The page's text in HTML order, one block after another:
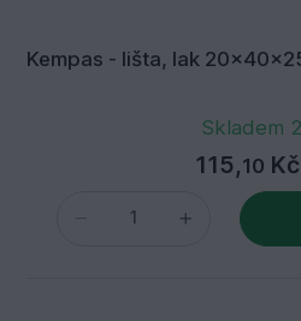
Kempas - lišta, lak
Skladem
115,10 Kč